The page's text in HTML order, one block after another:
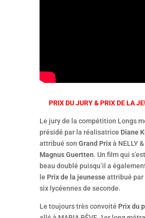
PRIX DU JURY & PRIX DE LA
Le jury de la compétition Longs
présidé par la réalisatrice Diane
attribué son Grand Prixà NELLY
Magnus Guertten. Un film qui
beau doublé puisqu’il a
le Prix de la jeunesseattribué par
six lycéennes de seconde.
Le toujours très convoité Prix du